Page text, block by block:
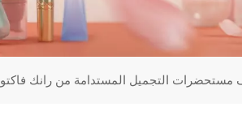
مستحضرات التجميل المستدامة من رانك